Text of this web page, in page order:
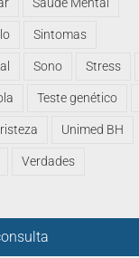
Sintomas
Sono Stress
Teste genético
Unimed BH
Verdades